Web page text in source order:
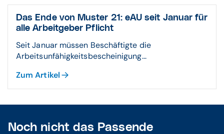
Das Ende von Muster 21: eAU seit Januar für
alle Arbeitgeber Pflicht
Seit Januar müssen Beschäftigte die
Arbeitsunfähigkeitsbescheinigung...
Zum Artikel
Noch nicht das Passende